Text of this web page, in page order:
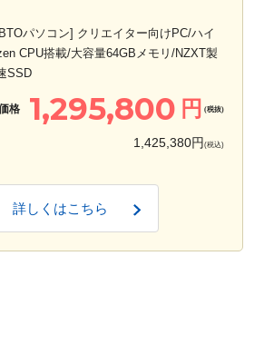
パソコン] クリエイター向けPC/ハイ
CPU搭載/大容量64GBメモリ/NZXT製
SSD
格 1,295,800 円 (税抜)
1,425,380円 (税込)
詳しくはこちら